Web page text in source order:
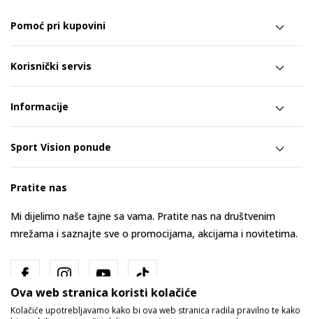
Pomoć pri kupovini
Korisnički servis
Informacije
Sport Vision ponude
Pratite nas
Mi dijelimo naše tajne sa vama. Pratite nas na društvenim
mrežama i saznajte sve o promocijama, akcijama i novitetima.
Ova web stranica koristi kolačiće
Kolačiće upotrebljavamo kako bi ova web stranica radila pravilno te kako